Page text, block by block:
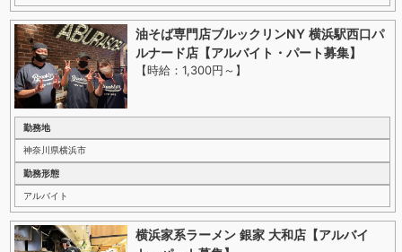
油そば専門店ブルックリンNY 横浜駅西口パ
ルナード店【アルバイト・パート募集】
【時給：1,300円～ 】
勤務地
神奈川県横浜市
勤務形態
アルバイト
横浜家系ラーメン 銀家 大和店【アルバイ